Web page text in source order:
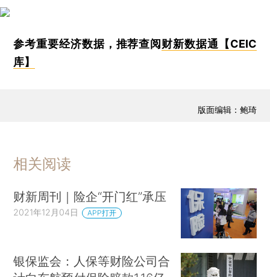
参考重要经济数据，推荐查阅 财新数据通【CEIC
库】
版面编辑：鲍琦
相关阅读
财新周刊｜险企“开门红”承压
2021年12月04日 APP打开
银保监会：人保等财险公司合